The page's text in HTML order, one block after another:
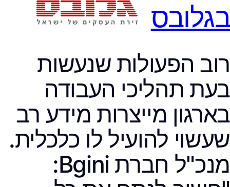
בגלובס
רוב הפעולות שנעשות
בעת תהליכי העבודה
בארגון מייצרות מידע רב
שעשוי להועיל לו כלכלית.
מנכ"ל חברת Bgini: